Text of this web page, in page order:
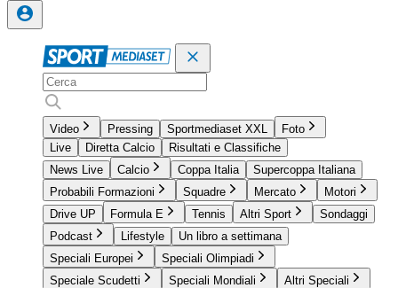
Video Pressing Sportmediaset XXL
Foto
Live
Diretta Calcio
Risultati e Classifiche
News Live
Calcio Coppa Italia
Supercoppa Italiana
Probabili Formazioni
Squadre Mercato
Motori
Drive UP
Formula E Tennis Altri Sport
Sondaggi
Podcast
Lifestyle
Un libro a settimana
Speciali Europei
Speciali Olimpiadi
Speciale Scudetti
Speciali Mondiali Altri Speciali